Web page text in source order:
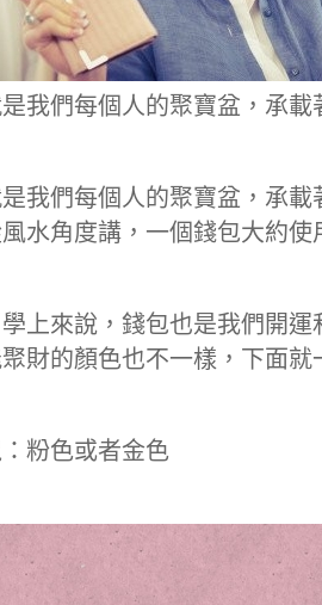
我們每個人的聚寶盆，承
我們每個人的聚寶盆，承
水角度講，一個錢包大約使
上來說，錢包也是我們開
財的顏色也不一樣，下面就
粉色或者金色